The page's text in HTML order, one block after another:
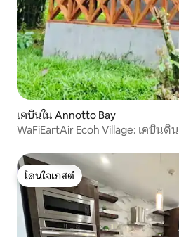
เคบินใน Annotto Bay
WaFiEartAir Ecoh Village: เคบินดิน
โดนใจเกสต์
โดนใจเกสต์